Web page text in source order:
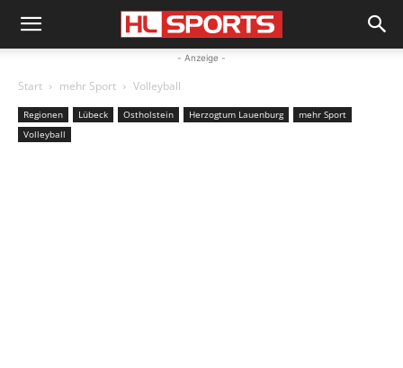
- Anzeige -
Start mehr Sport Volleyball
Regionen Lübeck Ostholstein Herzogtum Lauenburg
mehr Sport
Volleyball